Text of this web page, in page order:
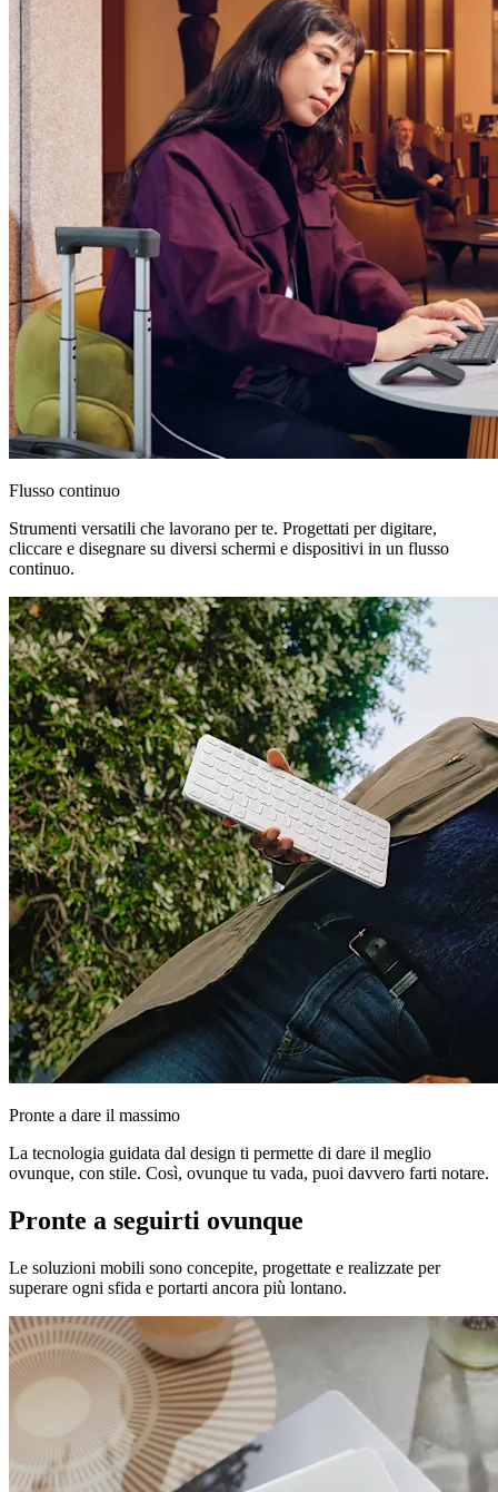
Flusso continuo
Strumenti versatili che lavorano per te. Progettati per digitare,
cliccare e disegnare su diversi schermi e dispositivi in un flusso
continuo.
Pronte a dare il massimo
La tecnologia guidata dal design ti permette di dare il meglio
ovunque, con stile. Così, ovunque tu vada, puoi davvero farti notare.
Pronte a seguirti ovunque
Le soluzioni mobili sono concepite, progettate e realizzate per
superare ogni sfida e portarti ancora più lontano.